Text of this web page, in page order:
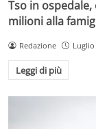
Tso in
milioni alla
Redazione Luglio
Leggi di più